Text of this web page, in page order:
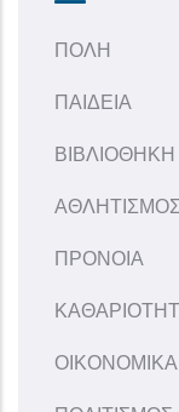
ΠΟΛΗ
ΠΑΙΔΕΙΑ
ΒΙΒΛΙΟΘΗΚΗ
ΑΘΛΗΤΙΣΜΟΣ
ΠΡΟΝΟΙΑ
ΟΙΚΟΝΟΜΙΚΑ